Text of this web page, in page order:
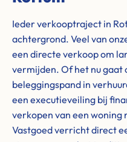
Ieder verkooptraject in
achtergrond. Veel van
een directe verkoop om
vermijden. Of het nu gaat
beleggingspand in
een executieveiling bij
verkopen van een woning
Vastgoed verricht direct